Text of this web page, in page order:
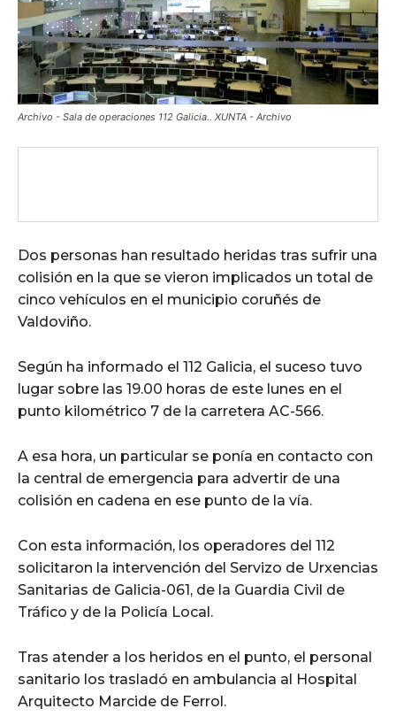
Archivo - Sala de operaciones 112 Galicia.. XUNTA - Archivo
Dos personas han resultado heridas tras sufrir una
colisión en la que se vieron implicados un total de
cinco vehículos en el municipio coruñés de
Valdoviño.
Según ha informado el 112 Galicia, el suceso tuvo
lugar sobre las 19.00 horas de este lunes en el
punto kilométrico 7 de la carretera AC-566.
A esa hora, un particular se ponía en contacto con
la central de emergencia para advertir de una
colisión en cadena en ese punto de la vía.
Con esta información, los operadores del 112
solicitaron la intervención del Servizo de Urxencias
Sanitarias de Galicia-061, de la Guardia Civil de
Tráfico y de la Policía Local.
Tras atender a los heridos en el punto, el personal
sanitario los trasladó en ambulancia al Hospital
Arquitecto Marcide de Ferrol.